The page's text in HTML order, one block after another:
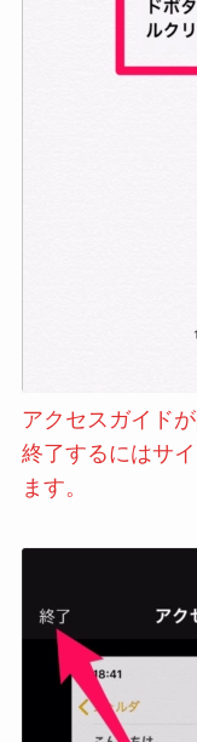
アクセスガイド
終了するにはサ
ます。